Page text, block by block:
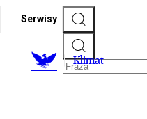
Serwisy
Klimat